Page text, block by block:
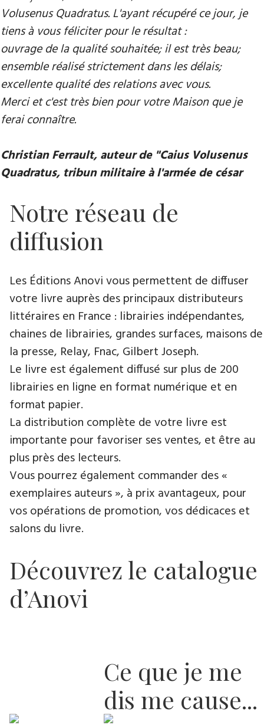
Volusenus Quadratus. L'ayant récupéré ce jour, je
tiens à vous féliciter pour le résultat :
ouvrage de la qualité souhaitée; il est très beau;
ensemble réalisé strictement dans les délais;
excellente qualité des relations avec vous.
Merci et c'est très bien pour votre Maison que je
ferai connaître.
Christian Ferrault, auteur de "Caius Volusenus
Quadratus, tribun militaire à l'armée de césar
Notre réseau de
diffusion
Les Éditions Anovi vous permettent de diffuser
votre livre auprès des principaux distributeurs
littéraires en France : librairies indépendantes,
chaines de librairies, grandes surfaces, maisons de
la presse, Relay, Fnac, Gilbert Joseph.
Le livre est également diffusé sur plus de 200
librairies en ligne en format numérique et en
format papier.
La distribution complète de votre livre est
importante pour favoriser ses ventes, et être au
plus près des lecteurs.
Vous pourrez également commander des «
exemplaires auteurs », à prix avantageux, pour
vos opérations de promotion, vos dédicaces et
salons du livre.
Découvrez le catalogue
d’Anovi
Ce que je me
dis me cause...